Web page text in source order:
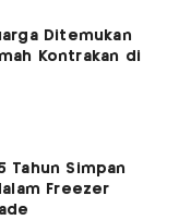
Ditemukan
Kontrakan di
Tahun Simpan
Freezer